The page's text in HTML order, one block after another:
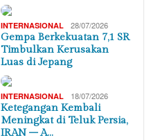
INTERNASIONAL 28/07/2026
Gempa Berkekuatan 7,1 SR
Timbulkan Kerusakan
Luas di Jepang
INTERNASIONAL 18/07/2026
Ketegangan Kembali
Meningkat di Teluk Persia,
IRAN – A…